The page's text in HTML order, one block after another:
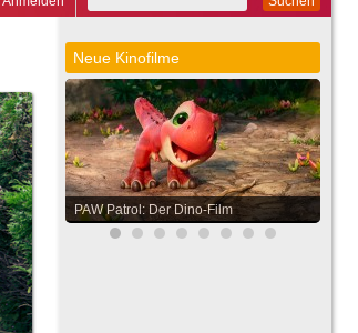
Neue Kinofilme
PAW Patrol: Der Dino-Film